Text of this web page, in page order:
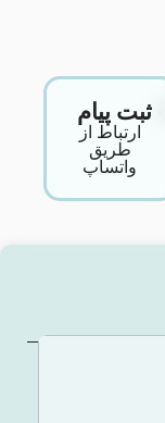
ثبت پیام
ارتباط از
طریق
واتساپ